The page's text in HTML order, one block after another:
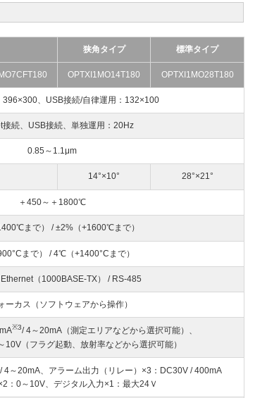
狭角タイプ 標準タイプ
OPTXI1MO14T180 OPTXI1MO28T180
396×300、USB接続/自律運用：132×100
接続、USB接続、単独運用：20Hz
0.85～1.1μm
14°×10° 28°×21°
＋450～＋1800℃
まで） / ±2%（+1600℃まで）
まで） / 4℃（+1400°Cまで）
（1000BASE-TX） / RS-485
ーカス（ソフトウェアから操作）
※3/ 4～20mA（測定エリアなどから選択可能）、
10V（フラグ起動、放射率などから選択可能）
/ 4～20mA、アラーム出力（リレー）×3：DC30V / 400mA
：0～10V、デジタル入力×1：最大24Ｖ